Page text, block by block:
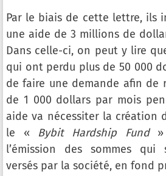
Par le biais de cette lettre, ils
une aide de 3 millions de
Dans celle-ci, on peut y lire
qui ont perdu plus de 50 000
de faire une demande afin de
de 1 000 dollars par mois
aide va nécessiter la création
le « Bybit Hardship Fund»
l’émission des sommes qui
versés par la société, en fond